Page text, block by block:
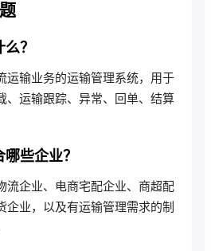
？
运输业务的运输管理系统，用于
、运输跟踪、异常、回单、结算
些企业？
流企业、电商宅配企业、商超配
企业，以及有运输管理需求的制